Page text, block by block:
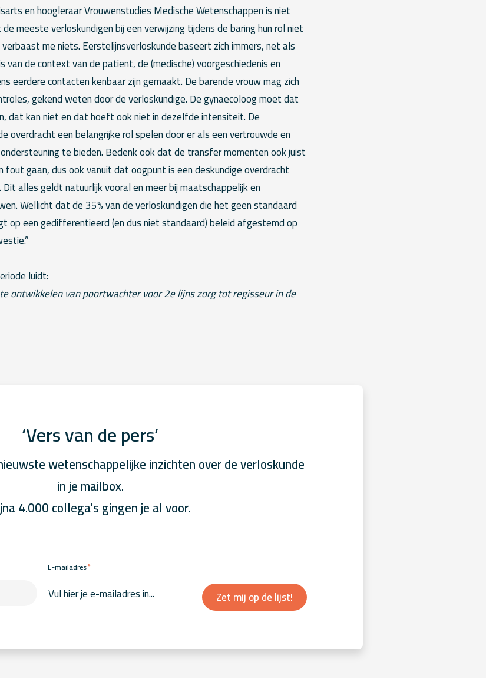
en hoogleraar Vrouwenstudies Medische Wetenschappen is niet
meeste verloskundigen bij een verwijzing tijdens de baring hun rol niet
me niets. Eerstelijnsverloskunde baseert zich immers, net als
van de context van de patient, de (medische) voorgeschiedenis en
eerdere contacten kenbaar zijn gemaakt. De barende vrouw mag zich
gekend weten door de verloskundige. De gynaecoloog moet dat
dat kan niet en dat hoeft ook niet in dezelfde intensiteit. De
overdracht een belangrijke rol spelen door er als een vertrouwde en
te bieden. Bedenk ook dat de transfer momenten ook juist
fout gaan, dus ook vanuit dat oogpunt is een deskundige overdracht
alles geldt natuurlijk vooral en meer bij maatschappelijk en
Wellicht dat de 35% van de verloskundigen die het geen standaard
op een gedifferentieerd (en dus niet standaard) beleid afgestemd op
luidt:
ontwikkelen van poortwachter voor 2e lijns zorg tot regisseur in de
‘Vers van de pers’
wetenschappelijke inzichten over de verloskunde
in je mailbox.
4.000 collega's gingen je al voor.
E-mailadres*
Zet mij op de lijst!